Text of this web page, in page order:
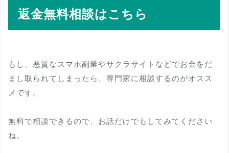
返金無料相談はこちら
もし、悪質なスマホ副業やサクラサイトなどでお金をだ
まし取られてしまったら、専門家に相談するのがオスス
メです。
無料で相談できるので、お話だけでもしてみてください
ね。